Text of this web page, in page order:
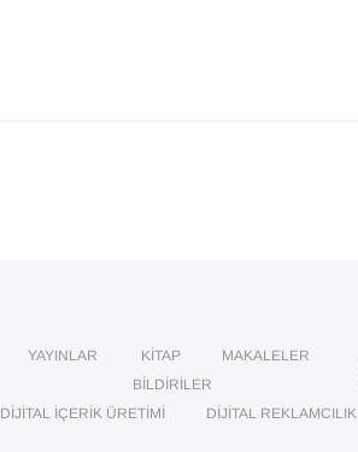
YAYINLAR KITAP
MAKALELER
BILDIRILER
DIJITAL İÇERIK ÜRETIMI DIJITAL REKLAMCILIK